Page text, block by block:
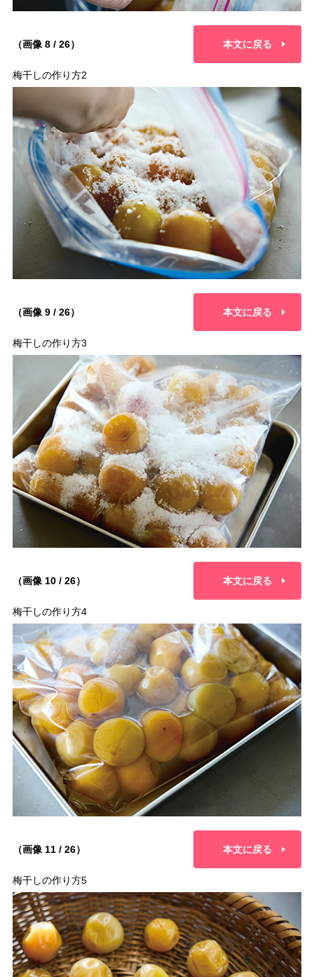
（画像 8 / 26） 本文に戻る
梅干しの作り方2
（画像 9 / 26） 本文に戻る
梅干しの作り方3
（画像 10 / 26） 本文に戻る
梅干しの作り方4
（画像 11 / 26） 本文に戻る
梅干しの作り方5